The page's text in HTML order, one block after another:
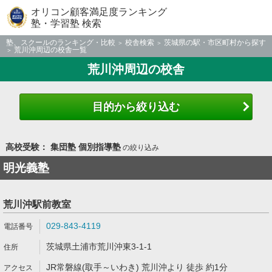
オリコン顧客満足度ランキング
塾・学習塾 検索
塾、スクールのランキング・比較 校舎検索
茨城県の駅・市区町村から探す
荒川沖周辺の校舎一覧
荒川沖周辺の校舎
目的から絞り込む
高校受験： 集団塾 個別指導塾の絞り込み
明光義塾
荒川沖駅前教室
029-843-4119
茨城県土浦市荒川沖東3-1-1
JR常磐線(取手～いわき) 荒川沖より 徒歩 約1分